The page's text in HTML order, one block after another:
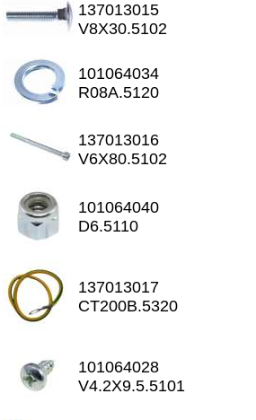
137013015
V8X30.5102
101064034
R08A.5120
137013016
V6X80.5102
101064040
D6.5110
137013017
CT200B.5320
101064028
V4.2X9.5.5101